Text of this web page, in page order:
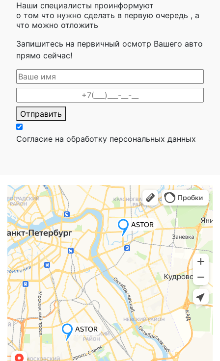
Наши специалисты проинформуют
о том что нужно сделать в первую очередь , а
что можно отложить
Запишитесь на первичный осмотр Вашего авто
прямо сейчас!
Отправить
Согласие на обработку персональных данных